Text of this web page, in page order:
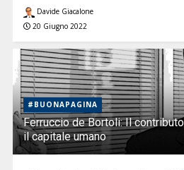
Davide Giacalone
20 Giugno 2022
#BUONAPAGINA
Ferruccio de Bortoli: Il
il capitale umano